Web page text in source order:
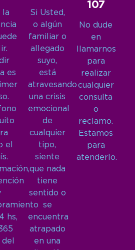
la
es
el
hs,
Si Usted,
o algún
familiar o
allegado
suyo,
está
atravesando
una crisis
emocional
de
cualquier
tipo,
siente
que nada
tiene
sentido o
se
encuentra
atrapado
en una
107
No dude
en
llamarnos
para
realizar
cualquier
consulta
o
reclamo.
Estamos
para
atenderlo.